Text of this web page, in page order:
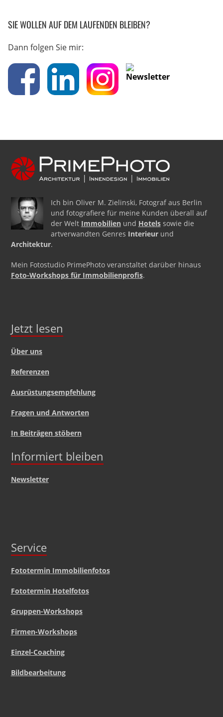
SIE WOLLEN AUF DEM LAUFENDEN BLEIBEN?
Dann folgen Sie mir:
Ich bin Oliver M. Zielinski, Fotograf aus Berlin
und fotografiere für meine Kunden überall auf
der Welt Immobilienund Hotelssowie die
artverwandten Genres Interieurund
Architektur.
Mein Fotostudio PrimePhoto veranstaltet darüber hinaus
Foto-Workshops für Immobilienprofis.
Jetzt lesen
Über uns
Referenzen
Ausrüstungsempfehlung
Fragen und Antworten
In Beiträgen stöbern
Informiert bleiben
Newsletter
Service
Fototermin Immobilienfotos
Fototermin Hotelfotos
Gruppen-Workshops
Firmen-Workshops
Einzel-Coaching
Bildbearbeitung